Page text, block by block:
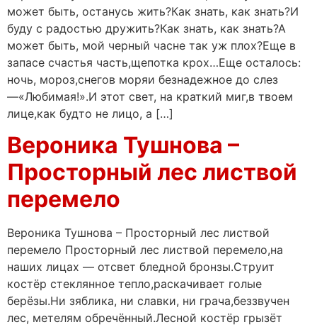
может быть, останусь жить?Как знать, как знать?И
буду с радостью дружить?Как знать, как знать?А
может быть, мой черный часне так уж плох?Еще в
запасе счастья часть,щепотка крох…Еще осталось:
ночь, мороз,снегов моряи безнадежное до слез
—«Любимая!».И этот свет, на краткий миг,в твоем
лице,как будто не лицо, а […]
Вероника Тушнова –
Просторный лес листвой
перемело
Вероника Тушнова – Просторный лес листвой
перемело Просторный лес листвой перемело,на
наших лицах — отсвет бледной бронзы.Струит
костёр стеклянное тепло,раскачивает голые
берёзы.Ни зяблика, ни славки, ни грача,беззвучен
лес, метелям обречённый.Лесной костёр грызёт